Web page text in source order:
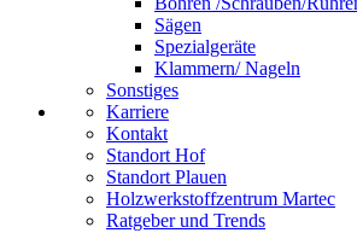
Sägen
Spezialgeräte
Klammern/ Nageln
Sonstiges
Karriere
Kontakt
Standort Hof
Standort Plauen
Holzwerkstoffzentrum Martec
Ratgeber und Trends